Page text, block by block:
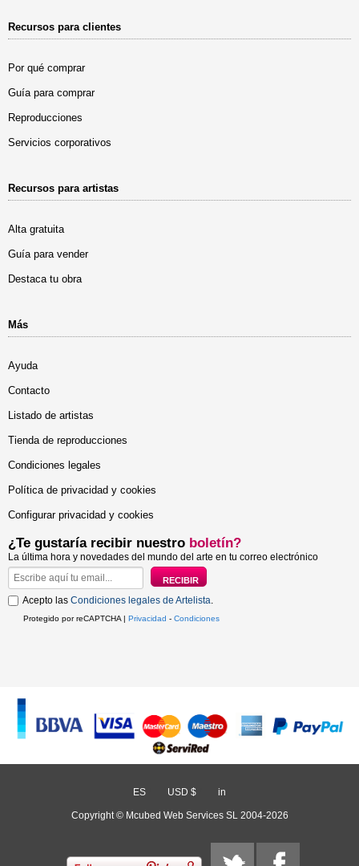
Recursos para clientes
Por qué comprar
Guía para comprar
Reproducciones
Servicios corporativos
Recursos para artistas
Alta gratuita
Guía para vender
Destaca tu obra
Más
Ayuda
Contacto
Listado de artistas
Tienda de reproducciones
Condiciones legales
Política de privacidad y cookies
Configurar privacidad y cookies
¿Te gustaría recibir nuestro boletín?
La última hora y novedades del mundo del arte en tu correo electrónico
Acepto las Condiciones legales de Artelista
Protegido por reCAPTCHA | Privacidad - Condiciones
ES USD $ in
Copyright © Mcubed Web Services SL 2004-2026